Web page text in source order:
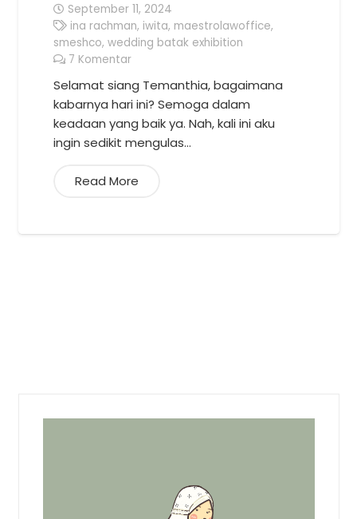
September 11, 2024
ina rachman, iwita, maestrolawoffice,
smeshco, wedding batak exhibition
7 Komentar
Selamat siang Temanthia, bagaimana
kabarnya hari ini? Semoga dalam
keadaan yang baik ya. Nah, kali ini aku
ingin sedikit mengulas…
Read More